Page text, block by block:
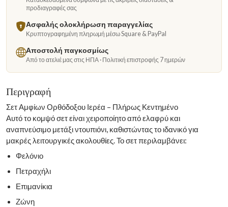
προδιαγραφές σας
Ασφαλής ολοκλήρωση παραγγελίας
Κρυπτογραφημένη πληρωμή μέσω Square & PayPal
Αποστολή παγκοσμίως
Από το ατελιέ μας στις ΗΠΑ · Πολιτική επιστροφής 7 ημερών
Περιγραφή
Σετ Αμφίων Ορθόδοξου Ιερέα – Πλήρως Κεντημένο
Αυτό το κομψό σετ είναι χειροποίητο από ελαφρύ και
αναπνεύσιμο μετάξι ντουπιόνι, καθιστώντας το ιδανικό για
μακρές λειτουργικές ακολουθίες. Το σετ περιλαμβάνει:
Φελόνιο
Πετραχήλι
Επιμανίκια
Ζώνη